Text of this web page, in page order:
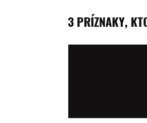
3 PRÍZNAKY,